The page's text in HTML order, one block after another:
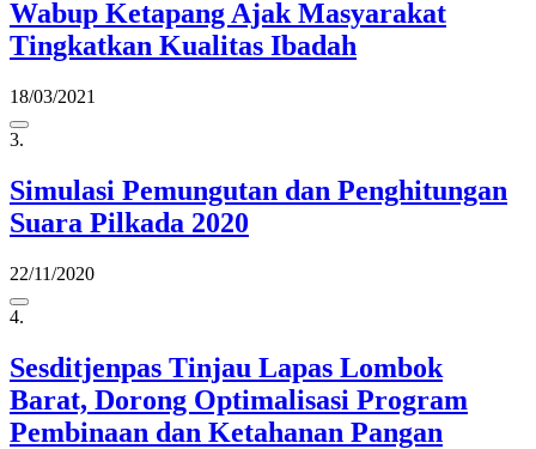
Wabup Ketapang Ajak Masyarakat
Tingkatkan Kualitas Ibadah
18/03/2021
3.
Simulasi Pemungutan dan Penghitungan
Suara Pilkada 2020
22/11/2020
4.
Sesditjenpas Tinjau Lapas Lombok
Barat, Dorong Optimalisasi Program
Pembinaan dan Ketahanan Pangan